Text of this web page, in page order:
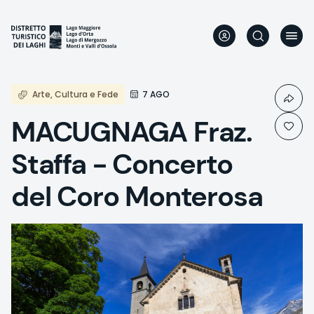
main
content
Arte, Cultura e Fede 7 AGO
MACUGNAGA Fraz.
Staffa - Concerto
del Coro Monterosa